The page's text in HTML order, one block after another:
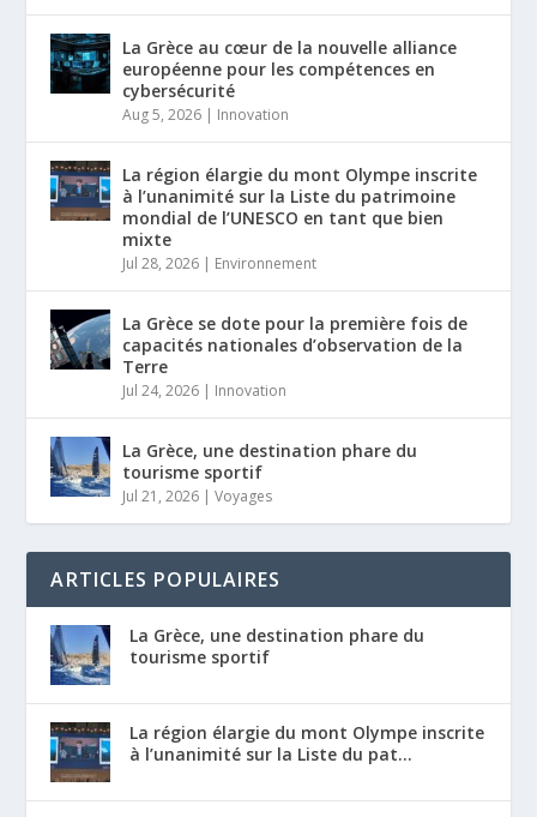
La Grèce au cœur de la nouvelle alliance
européenne pour les compétences en
cybersécurité
Aug 5, 2026 | Innovation
La région élargie du mont Olympe inscrite
à l’unanimité sur la Liste du patrimoine
mondial de l’UNESCO en tant que bien
mixte
Jul 28, 2026 | Environnement
La Grèce se dote pour la première fois de
capacités nationales d’observation de la
Terre
Jul 24, 2026 | Innovation
La Grèce, une destination phare du
tourisme sportif
Jul 21, 2026 |Voyages
ARTICLES POPULAIRES
La Grèce, une destination phare du
tourisme sportif
La région élargie du mont Olympe inscrite
à l’unanimité sur la Liste du pat...